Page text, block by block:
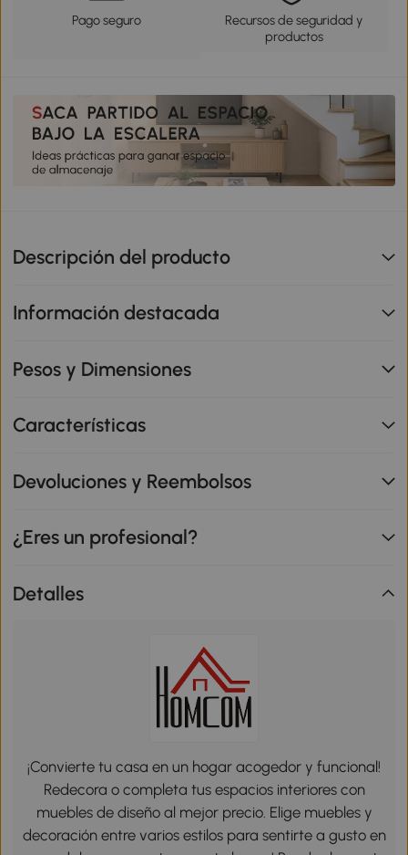
Pago seguro
Recursos de seguridad y
productos
Descripción del producto
Información destacada
Pesos y Dimensiones
Características
Devoluciones y Reembolsos
¿Eres un profesional?
Detalles
¡Convierte tu casa en un hogar acogedor y funcional!
Redecora o completa tus espacios interiores con
muebles de diseño al mejor precio. Elige muebles y
decoración entre varios estilos para sentirte a gusto en